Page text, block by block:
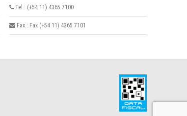
Tel.: (+54 11) 4365 7100
Fax.: Fax (+54 11) 4365 7101